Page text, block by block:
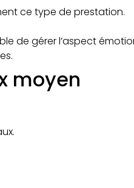
ce type de prestation.​
de gérer l’aspect
moyen